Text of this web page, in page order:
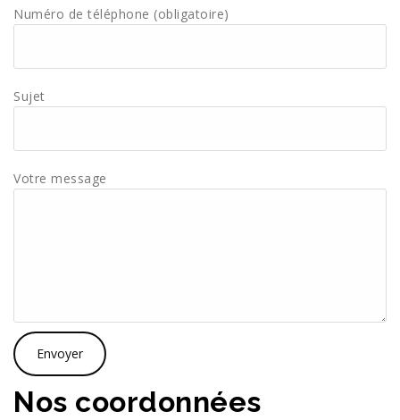
Numéro de téléphone (obligatoire)
Sujet
Votre message
Nos coordonnées